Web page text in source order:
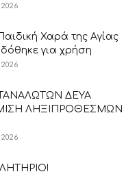
Χαρά της Αγίας
για χρήση
ΔΕΥΑ
ΛΗΞΙΠΡΟΘΕΣΜΩΝ